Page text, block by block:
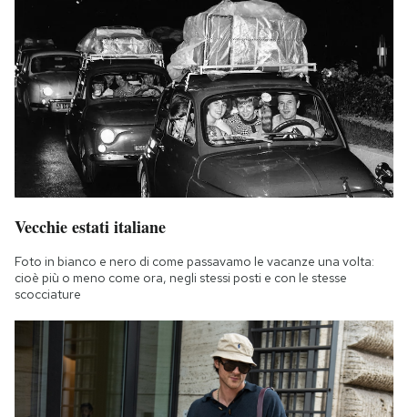
Vecchie estati italiane
Foto in bianco e nero di come passavamo le vacanze una volta:
cioè più o meno come ora, negli stessi posti e con le stesse
scocciature